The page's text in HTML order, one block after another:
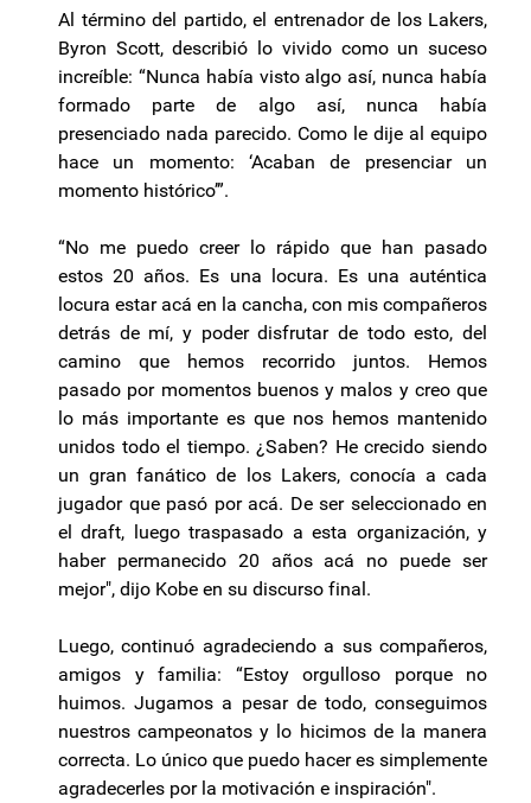
Al término del partido, el entrenador de los Lakers,
Byron Scott, describió lo vivido como un suceso
increíble: “Nunca había visto algo así, nunca había
formado parte de algo así, nunca había
presenciado nada parecido. Como le dije al equipo
hace un momento: ‘Acaban de presenciar un
momento histórico’”.
“No me puedo creer lo rápido que han pasado
estos 20 años. Es una locura. Es una auténtica
locura estar acá en la cancha, con mis compañeros
detrás de mí, y poder disfrutar de todo esto, del
camino que hemos recorrido juntos. Hemos
pasado por momentos buenos y malos y creo que
lo más importante es que nos hemos mantenido
unidos todo el tiempo. ¿Saben? He crecido siendo
un gran fanático de los Lakers, conocía a cada
jugador que pasó por acá. De ser seleccionado en
el draft, luego traspasado a esta organización, y
haber permanecido 20 años acá no puede ser
mejor", dijo Kobe en su discurso final.
Luego, continuó agradeciendo a sus compañeros,
amigos y familia: “Estoy orgulloso porque no
huimos. Jugamos a pesar de todo, conseguimos
nuestros campeonatos y lo hicimos de la manera
correcta. Lo único que puedo hacer es simplemente
agradecerles por la motivación e inspiración".